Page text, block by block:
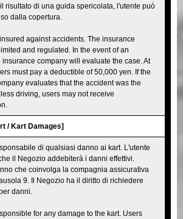
risultato di una guida spericolata, l'utente può
dalla copertura.
against accidents. The insurance
and regulated. In the event of an
insurance company will evaluate the case. At
must pay a deductible of 50,000 yen. If the
evaluates that the accident was the
driving, users may not receive
/ Kart Damages]
di qualsiasi danno ai kart. L'utente
il Negozio addebiterà i danni effettivi.
che coinvolga la compagnia assicurativa
9. Il Negozio ha il diritto di richiedere
danni.
for any damage to the kart. Users